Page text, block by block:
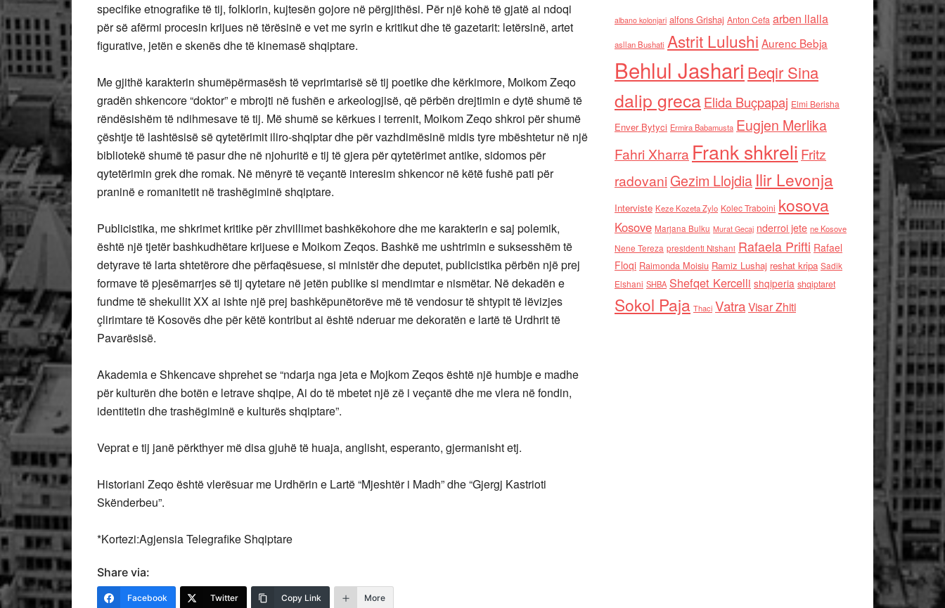
specifike etnografike të tij, folklorin, kujtesën gojore në përgjithësi. Për një kohë të gjatë ai ndoqi
për së afërmi procesin krijues në tërësinë e vet me syrin e kritikut dhe të gazetarit: letërsinë, artet
figurative, jetën e skenës dhe të kinemasë shqiptare.
Me gjithë karakterin shumëpërmasësh të veprimtarisë së tij poetike dhe kërkimore, Moikom Zeqo
gradën shkencore “doktor” e mbrojti në fushën e arkeologjisë, që përbën drejtimin e dytë shumë të
rëndësishëm të ndihmesave të tij. Më shumë se kërkues i terrenit, Moikom Zeqo shkroi për shumë
çështje të lashtësisë së qytetërimit iliro-shqiptar dhe për vazhdimësinë midis tyre mbështetur në një
bibliotekë shumë të pasur dhe në njohuritë e tij të gjera për qytetërimet antike, sidomos për
qytetërimin grek dhe romak. Në mënyrë të veçantë interesim shkencor në këtë fushë pati për
praninë e romanitetit në trashëgiminë shqiptare.
Publicistika, me shkrimet kritike për zhvillimet bashkëkohore dhe me karakterin e saj polemik,
është një tjetër bashkudhëtare krijuese e Moikom Zeqos. Bashkë me ushtrimin e suksesshëm të
detyrave të larta shtetërore dhe përfaqësuese, si ministër dhe deputet, publicistika përbën një prej
formave të pjesëmarrjes së tij qytetare në jetën publike si mendimtar e nismëtar. Në dekadën e
fundme të shekullit XX ai ishte një prej bashkëpunëtorëve më të vendosur të shtypit të lëvizjes
çlirimtare të Kosovës dhe për këtë kontribut ai është nderuar me dekoratën e lartë të Urdhrit të
Pavarësisë.
Akademia e Shkencave shprehet se “ndarja nga jeta e Mojkom Zeqos është një humbje e madhe
për kulturën dhe botën e letrave shqipe, Ai do të mbetet një zë i veçantë dhe me vlera në fondin,
identitetin dhe trashëgiminë e kulturës shqiptare”.
Veprat e tij janë përkthyer më disa gjuhë të huaja, anglisht, esperanto, gjermanisht etj.
Historiani Zeqo është vlerësuar me Urdhërin e Lartë “Mjeshtër i Madh” dhe “Gjergj Kastrioti
Skënderbeu”.
*Kortezi:Agjensia Telegrafike Shqiptare
Share via:
Facebook Twitter Copy Link More
albano kolonjari alfons Grishaj Anton Cefa arben llalla
asllan Bushati Astrit Lulushi Aurenc Bebja
Behlul Jashari Beqir Sina
dalip grecaElida Buçpapaj Elmi Berisha
Enver Bytyci Ermira Babamusta Eugjen Merlika
Fahri Xharra Frank shkreli Fritz
radovaniGezim Llojdia Ilir Levonja
Interviste Keze Kozeta Zylo Kolec Traboini kosova
Kosove Marjana Bulku Murat Gecaj nderroi jete ne Kosove
Nene Tereza presidenti Nishani Rafaela Prifti Rafael
Floqi Raimonda Moisiu Ramiz Lushaj reshat kripa Sadik
Elshani SHBA Shefqet Kercelli shqiperia shqiptaret
Sokol Paja Thaci VatraVisar Zhiti